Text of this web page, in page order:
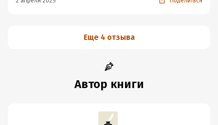
Еще 4 отзыва
Автор книги